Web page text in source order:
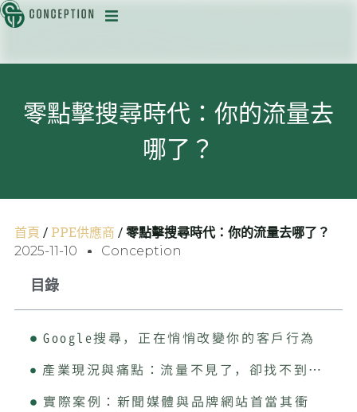
零點擊搜尋時代：你的流量去
哪了？
首頁 / PPE供應商 /零點擊搜尋時代：你的流量去哪了？
2025-11-10 Conception
目錄
Google搜尋，正在悄悄改變你的客戶行為
產業現況與痛點：流量不見了，卻找不到問題在哪
實際案例：新聞媒體與品牌網站首當其衝